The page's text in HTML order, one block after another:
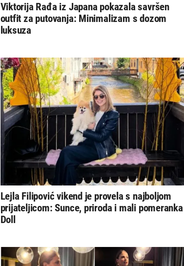
Viktorija Rađa iz Japana pokazala savršen
outfit za putovanja: Minimalizam s dozom
luksuza
Lejla Filipović vikend je provela s najboljom
prijateljicom: Sunce, priroda i mali pomeranka
Doll